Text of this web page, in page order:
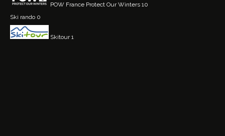
POW France Protect Our Winters 10
Ski rando 0
Skitour1